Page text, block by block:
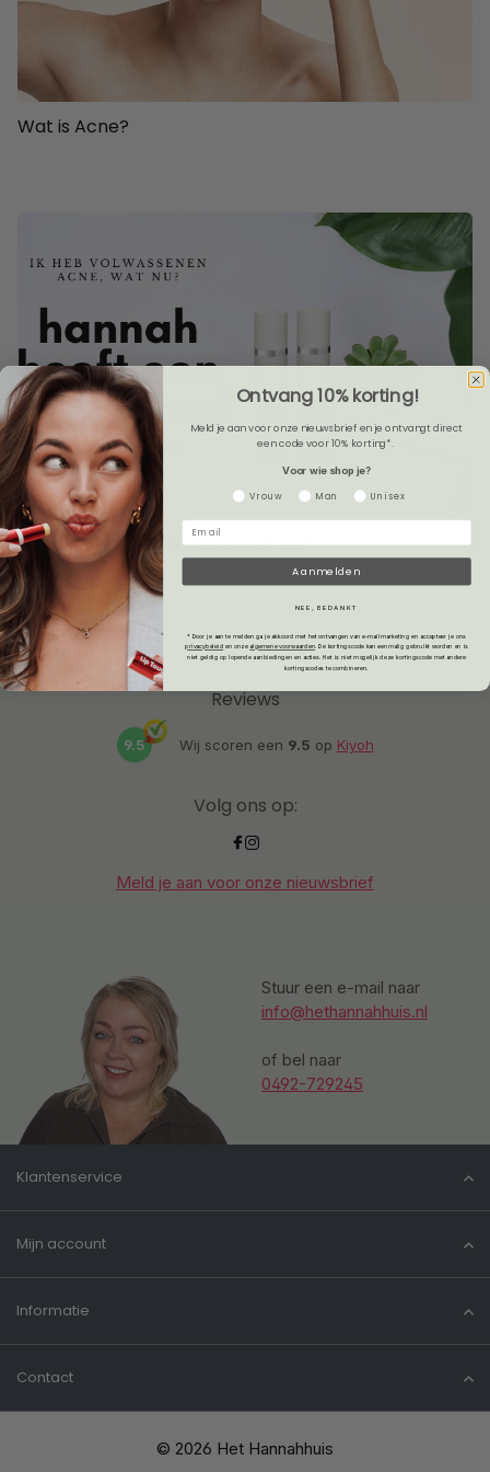
Wat is Acne?
Ik heb volwassenen Acne, wat nu?
Stuur een e-mail naar
info@hethannahhuis.nl
of bel naar
0492-729245
Reviews
9.5 Wij scoren een 9.5 op Kiyoh
Volg ons op:
Meld je aan voor onze nieuwsbrief
Klantenservice
Mijn account
Informatie
Contact
© 2026 Het Hannahhuis
Ontvang 10% korting!
Meld je aan voor onze nieuwsbrief en je ontvangt direct
een code voor 10% korting*.
Voor wie shop je?
Gender
Vrouw Man Unisex
Aanmelden
NEE, BEDANKT
* Door je aan te melden ga je akkoord met het ontvangen van e-mailmarketing en accepteer je ons
privacybeleid en onzealgemene voorwaarden.De kortingscode kan eenmalig gebruikt worden en is
niet geldig op lopende aanbiedingen en acties. Het is niet mogelijk deze kortingscode met andere
kortingscodes te combineren.